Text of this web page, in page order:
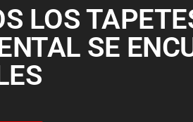
LOS
SE